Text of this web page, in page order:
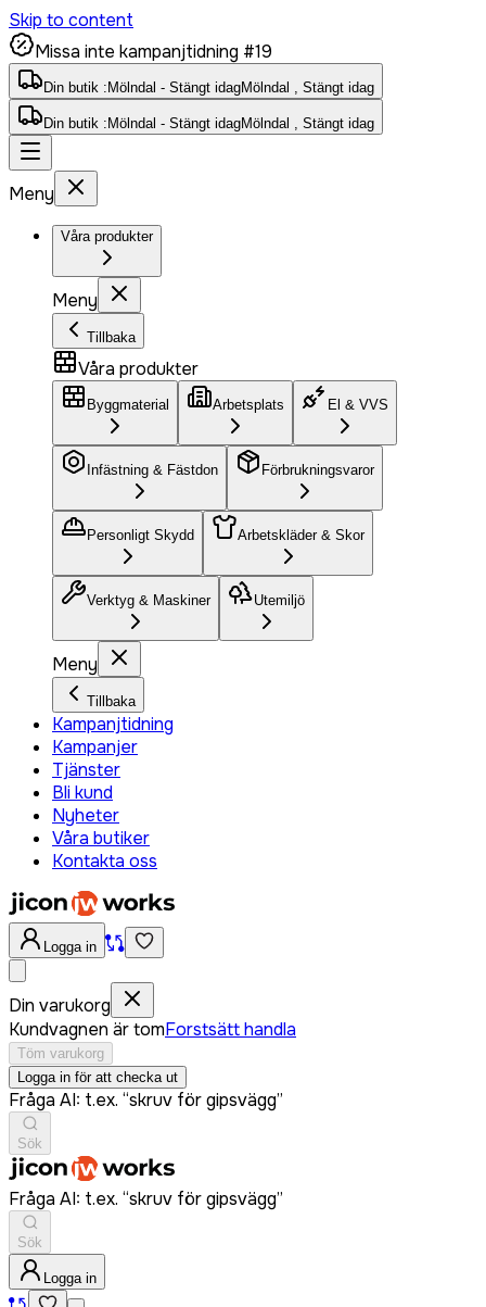
Skip to content
Missa inte kampanjtidning #19
Din butik : Mölndal - Stängt idagMölndal , Stängt idag
Din butik : Mölndal - Stängt idagMölndal , Stängt idag
Meny
Våra produkter
Meny
Tillbaka
Våra produkter
Byggmaterial Arbetsplats El & VVS
Infästning & Fästdon Förbrukningsvaror
Personligt Skydd Arbetskläder & Skor
Verktyg & Maskiner Utemiljö
Meny
Tillbaka
Kampanjtidning
Kampanjer
Tjänster
Bli kund
Nyheter
Våra butiker
Kontakta oss
Logga in
Din varukorg
Kundvagnen är tomForstsätt handla
Töm varukorg
Logga in för att checka ut
Fråga AI: t.ex. “skruv för gipsvägg”
Sök
Fråga AI: t.ex. “skruv för gipsvägg”
Sök
Logga in